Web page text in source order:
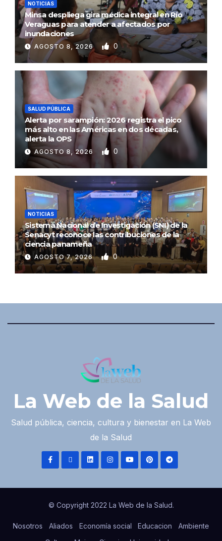
NOTICIAS
Minsa despliega gira médica integral en Río
Veraguas para atender a afectados por
inundaciones
AGOSTO 8, 2026 0
SALUD PÚBLICA
Alerta por sarampión: 2026 registra el pico
más alto en las Américas en dos décadas,
alerta la OPS
AGOSTO 8, 2026 0
NOTICIAS
Sistema Nacional de Investigación (SNI) de la
Senacyt reconoce las contribuciones de la
ciencia panameña
AGOSTO 7, 2026 0
La Web de la Salud
Salud pública, ciencia, cultura y bienestar en La Web
de la Salud
© Copyright 2022 La Web de la Salud.
Nosotros Aliados Economía social Educacion
Ambiente